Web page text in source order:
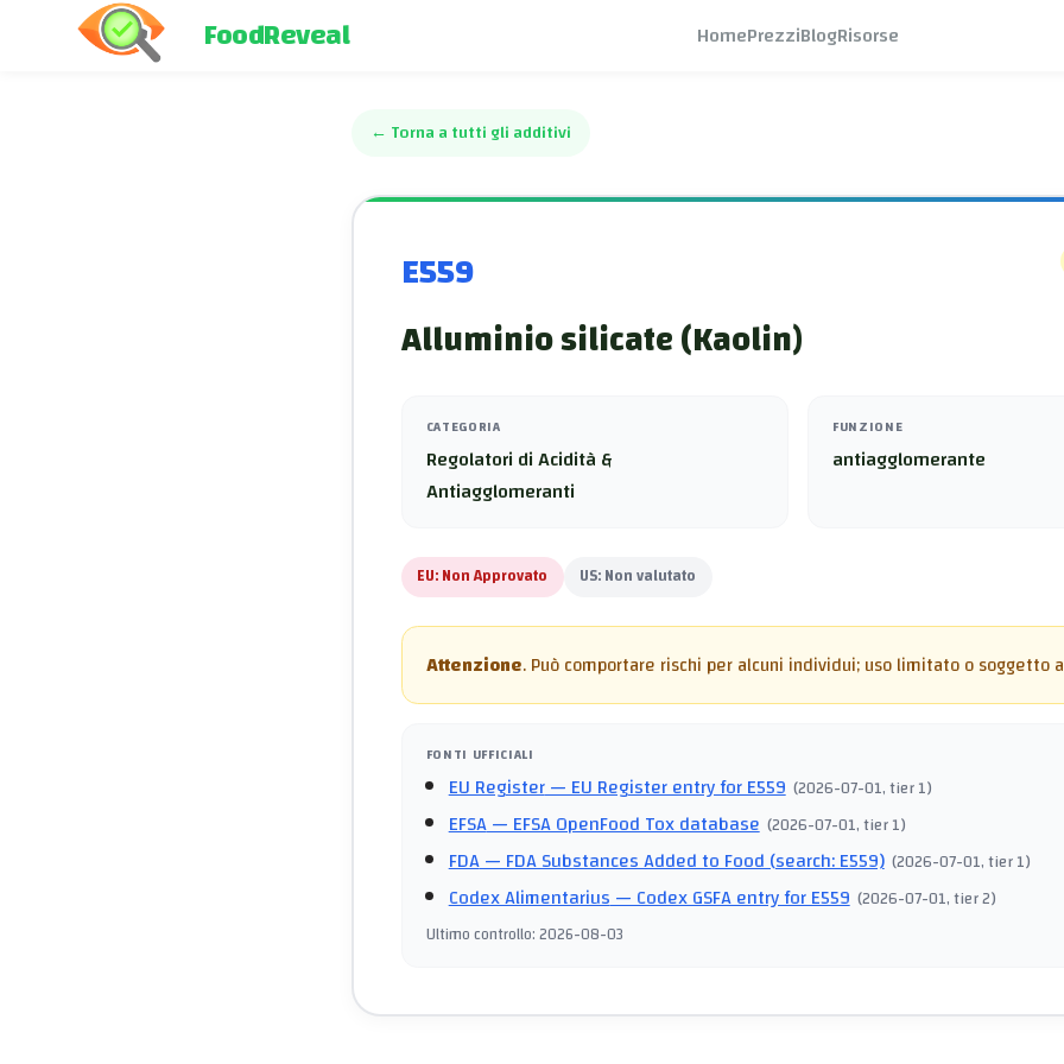
FoodReveal HomePrezziBlogRisorse
← Torna a tutti gli additivi
E559
Alluminio silicate (Kaolin)
CATEGORIA
Regolatori di Acidità &
Antiagglomeranti
FUNZIONE
antiagglomerante
EU:Non Approvato US:Non valutato
Attenzione.Può comportare rischi per alcuni individui; uso limitato o soggetto
FONTI UFFICIALI
EU Register— EU Register entry for E559 (2026-07-01, tier 1)
EFSA— EFSA OpenFood Tox database (2026-07-01, tier 1)
FDA— FDA Substances Added to Food (search: E559) (2026-07-01, tier 1)
Codex Alimentarius— Codex GSFA entry for E559 (2026-07-01, tier 2)
Ultimo controllo:2026-08-03